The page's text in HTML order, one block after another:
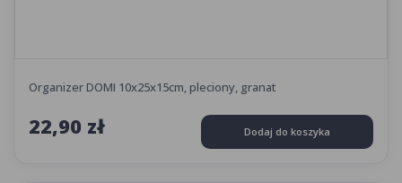
Organizer DOMI 10x25x15cm, pleciony, granat
22,90 zł Dodaj do koszyka